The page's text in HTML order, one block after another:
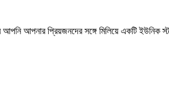
আপনার প্রিয়জনদের সঙ্গে মিলিয়ে একটি ইউনিক